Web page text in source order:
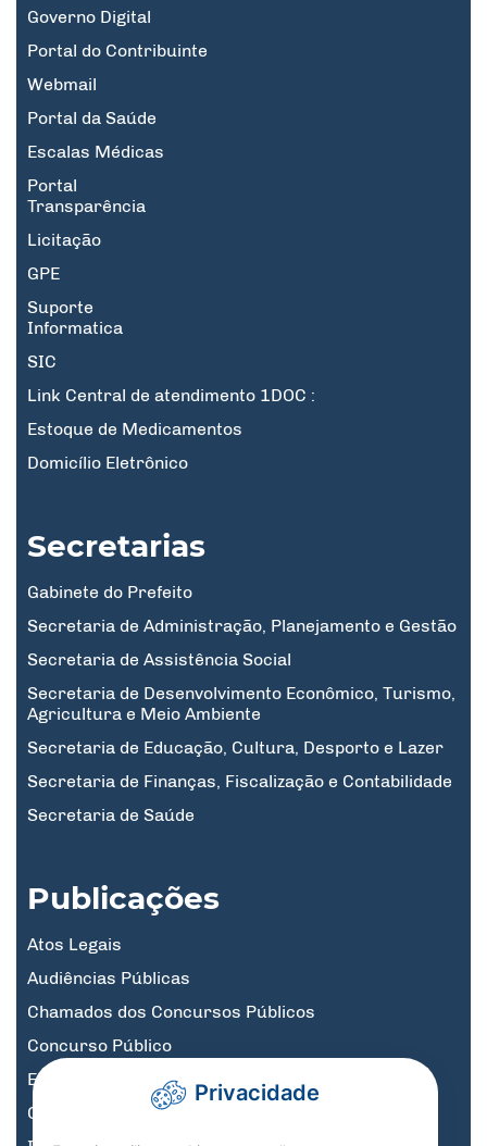
Governo Digital
Portal do Contribuinte
Webmail
Portal da Saúde
Escalas Médicas
Portal
Transparência
Licitação
GPE
Suporte
Informatica
SIC
Link Central de atendimento 1DOC :
Estoque de Medicamentos
Domicílio Eletrônico
Secretarias
Gabinete do Prefeito
Secretaria de Administração, Planejamento e Gestão
Secretaria de Assistência Social
Secretaria de Desenvolvimento Econômico, Turismo,
Agricultura e Meio Ambiente
Secretaria de Educação, Cultura, Desporto e Lazer
Secretaria de Finanças, Fiscalização e Contabilidade
Secretaria de Saúde
Publicações
Atos Legais
Audiências Públicas
Chamados dos Concursos Públicos
Concurso Público
Educação
Governo Digital
Privacidade